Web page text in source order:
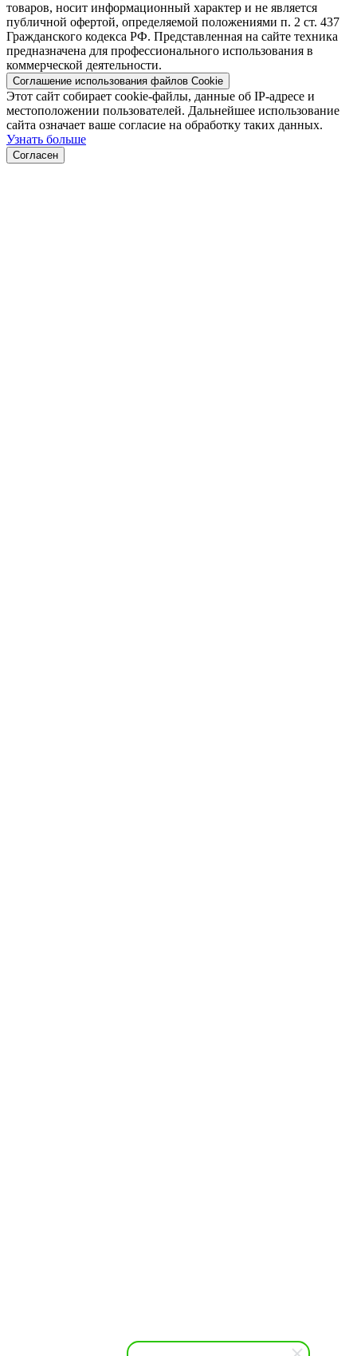
товаров, носит информационный характер и не является
публичной офертой, определяемой положениями п. 2 ст. 437
Гражданского кодекса РФ. Представленная на сайте техника
предназначена для профессионального использования в
коммерческой деятельности.
Соглашение использования файлов Cookie
Этот сайт собирает cookie-файлы, данные об IP-адресе и
местоположении пользователей. Дальнейшее использование
сайта означает ваше согласие на обработку таких данных.
Узнать больше
Согласен